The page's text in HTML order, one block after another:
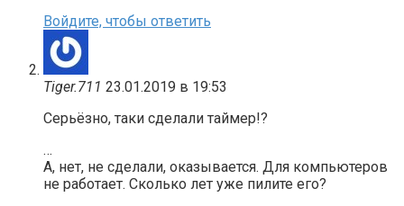
Войдите, чтобы ответить
Tiger.711 23.01.2019 в 19:53
Серьёзно, таки сделали таймер!?
…
А, нет, не сделали, оказывается. Для компьютеров
не работает. Сколько лет уже пилите его?